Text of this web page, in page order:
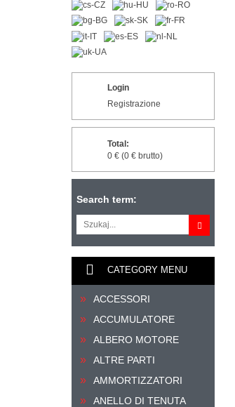
Login
Registrazione
Total:
0 € (0 € brutto)
Search term:
CATEGORY MENU
ACCESSORI
ACCUMULATORE
ALBERO MOTORE
ALTRE PARTI
AMMORTIZZATORI
ANELLO DI TENUTA